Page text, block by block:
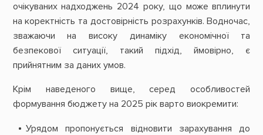
очікуваних надходжень 2024 року, що може вплинути
на коректність та достовірність розрахунків. Водночас,
зважаючи на високу динаміку економічної та
безпекової ситуації, такий підхід, ймовірно, є
прийнятним за даних умов.
Крім наведеного вище, серед особливостей
формування бюджету на 2025 рік варто виокремити:
Урядом пропонується відновити зарахування до